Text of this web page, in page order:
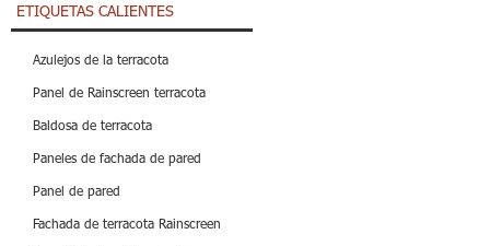
ETIQUETAS CALIENTES
Azulejos de la terracota
Panel de Rainscreen terracota
Baldosa de terracota
Paneles de fachada de pared
Panel de pared
Fachada de terracota Rainscreen